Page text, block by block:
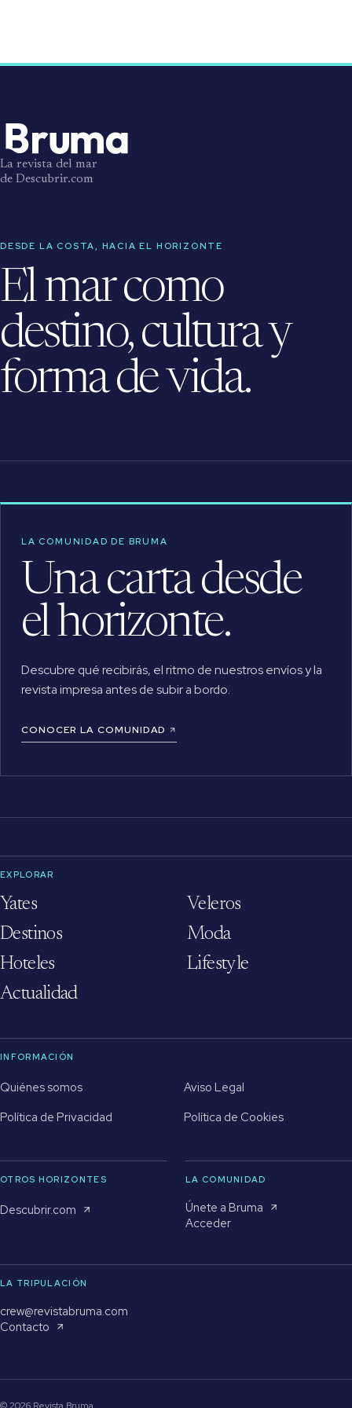
La revista del mar
de Descubrir.com
DESDE LA COSTA, HACIA EL HORIZONTE
El mar como
destino, cultura y
forma de vida.
LA COMUNIDAD DE BRUMA
Una carta desde
el horizonte.
Descubre qué recibirás, el ritmo de nuestros envíos y la
revista impresa antes de subir a bordo.
CONOCER LA COMUNIDAD
EXPLORAR
Yates
Veleros
Destinos
Moda
Hoteles
Lifestyle
Actualidad
INFORMACIÓN
Quiénes somos
Aviso Legal
Política de Privacidad
Política de Cookies
OTROS HORIZONTES
Descubrir.com
LA COMUNIDAD
Únete a Bruma
Acceder
LA TRIPULACIÓN
crew@revistabruma.com
Contacto